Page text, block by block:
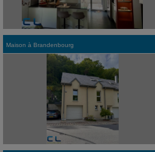
Maison à Brandenbourg